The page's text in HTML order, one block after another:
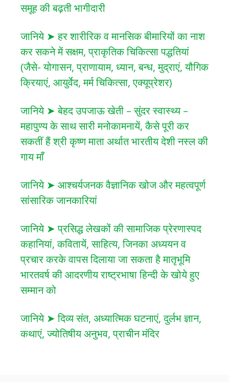
समूह की बढ़ती भागीदारी
जानिये ➤ हर शारीरिक व मानसिक बीमारियों का नाश
कर सकने में सक्षम, प्राकृतिक चिकित्सा पद्धतियां
(जैसे- योगासन, प्राणायाम, ध्यान, बन्ध, मुद्राएं, यौगिक
क्रियाएं, आयुर्वेद, मर्म चिकित्सा, एक्यूप्रेशर)
जानिये ➤ बेहद उपजाऊ खेती – सुंदर स्वास्थ्य –
महापुण्य के साथ सारी मनोकामनायें, कैसे पूरी कर
सकतीं हैं श्री कृष्ण माता अर्थात भारतीय देशी नस्ल की
गाय माँ
जानिये ➤ आश्चर्यजनक वैज्ञानिक खोज और महत्वपूर्ण
सांसारिक जानकारियां
जानिये ➤ प्रसिद्ध लेखकों की सामाजिक प्रेरणास्पद
कहानियां, कवितायें, साहित्य, जिनका अध्ययन व
प्रचार करके वापस दिलाया जा सकता है मातृभूमि
भारतवर्ष की आदरणीय राष्ट्रभाषा हिन्दी के खोये हुए
सम्मान को
जानिये ➤ दिव्य संत, अध्यात्मिक घटनाएं, दुर्लभ ज्ञान,
कथाएं, ज्योतिषीय अनुभव, प्राचीन मंदिर